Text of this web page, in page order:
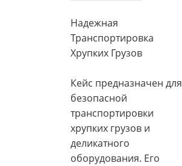
Надежная
Транспортировка
Хрупких Грузов
Кейс предназначен для
безопасной
транспортировки
хрупких грузов и
деликатного
оборудования. Его